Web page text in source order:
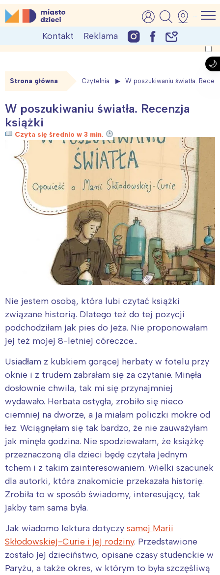
Skip
to
MiastoDzieci.pl
atrakcje dla dzieci, wydarzenia, imprezy rodzinne
Kontakt Reklama
Strona główna Czytelnia W poszukiwaniu światła.
W poszukiwaniu światła. Recenzja
książki
Czyta się średnio w 3 min.
Nie jestem osobą, która lubi czytać książki
związane historią. Dlatego też do tej pozycji
podchodziłam jak pies do jeża. Nie proponowałam
jej też mojej 8-letniej córeczce…
Usiadłam z kubkiem gorącej herbaty w fotelu przy
oknie i z trudem zabrałam się za czytanie. Minęła
dosłownie chwila, tak mi się przynajmniej
wydawało. Herbata ostygła, zrobiło się nieco
ciemniej na dworze, a ja miałam policzki mokre od
łez. Wciągnęłam się tak bardzo, że nie zauważyłam
jak minęła godzina. Nie spodziewałam, że książkę
przeznaczoną dla dzieci będę czytała jednym
tchem i z takim zainteresowaniem. Wielki szacunek
dla autorki, która znakomicie przekazała historię.
Zrobiła to w sposób świadomy, interesujący, tak
jakby tam sama była.
Jak wiadomo lektura dotyczy samej Marii
Skłodowskiej-Curie i jej rodziny. Przedstawione
zostało jej dzieciństwo, opisane czasy studenckie w
Paryżu, a także okres, w którym to była szczęśliwą